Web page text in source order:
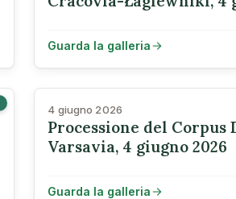
Guarda la galleria
4 giugno 2026
Processione del Corpus
Varsavia, 4 giugno 2026
Guarda la galleria